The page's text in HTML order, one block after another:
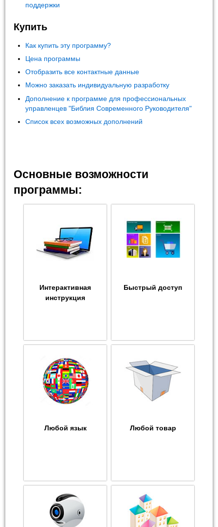
поддержки
Купить
Как купить эту программу?
Цена программы
Отобразить все контактные данные
Можно заказать индивидуальную разработку
Дополнение к программе для профессиональных
управленцев "Библия Современного Руководителя"
Список всех возможных дополнений
Основные возможности
программы:
Интерактивная
инструкция
Быстрый доступ
Любой язык Любой товар